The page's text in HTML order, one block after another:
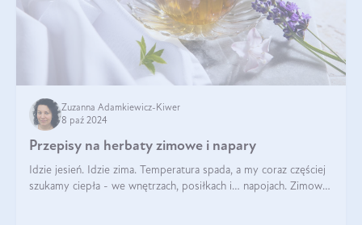
Zuzanna Adamkiewicz-Kiwer
8 paź 2024
Przepisy na herbaty zimowe i napary
Idzie jesień. Idzie zima. Temperatura spada, a my coraz częściej
szukamy ciepła - we wnętrzach, posiłkach i… napojach. Zimowe